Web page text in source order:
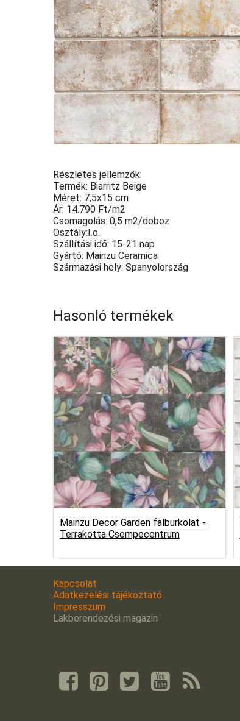
Részletes jellemzők:
Termék: Biarritz Beige
Méret: 7,5x15 cm
Ár: 14.790 Ft/m2
Csomagolás: 0,5 m2/doboz
Osztály:I.o.
Szállítási idő: 15-21 nap
Gyártó: Mainzu Ceramica
Származási hely: Spanyolország
Hasonló termékek
Mainzu Decor Garden falburkolat -
Terrakotta Csempecentrum
Kapcsolat
Adatkezelési tájékoztató
Impresszum
Lakberendezési magazin